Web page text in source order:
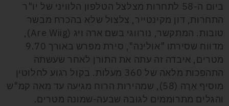
ביום ה-58 לתחרות מצלצל הטלפון הלוויני של יו"ר
התחרות, דון מקינטייר, צלצול שלא בהכרח מבשר
טובות. המתקשר, נורווגי בשם ארה ויג (Are Wiig
)
,
מדווח שסירתו "אולינה", סירת מפרש באורך 9.70
מטרים, איבדה זה עתה את התורן לאחר שעשתה
התהפכות מלאה של 360 מעלות. בקול רגוע לחלוטין
מוסיף אַרֶה (58), שמהירות הרוח מגיעה עד מאה קמ"ש
והגלים מתרוממים לגובה שבעה-שמונה מטרים.